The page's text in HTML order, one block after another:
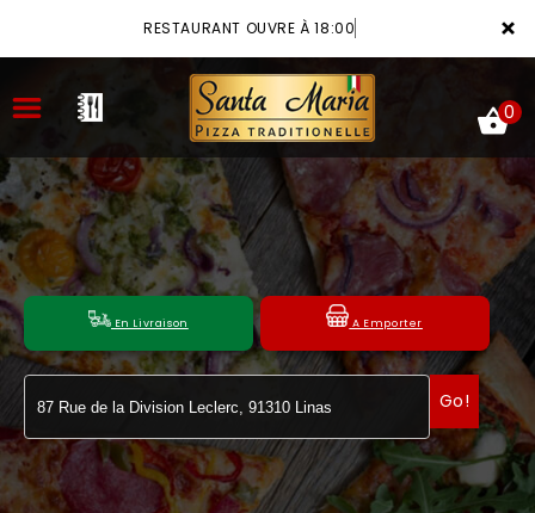
×
RESTAURANT OUVRE À 18:00
ACCUEIL
LA CARTE
VOTRE COMPTE
NOTRE RESTAURANT
VOS AVIS
0
En Livraison A Emporter
Go!